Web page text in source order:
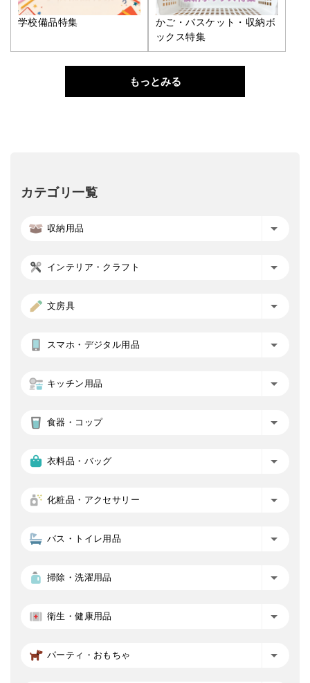
学校備品特集
かご・バスケット・収納ボ
ックス特集
もっとみる
カテゴリ一覧
収納用品
インテリア・クラフト
文房具
スマホ・デジタル用品
キッチン用品
食器・コップ
衣料品・バッグ
化粧品・アクセサリー
バス・トイレ用品
掃除・洗濯用品
衛生・健康用品
パーティ・おもちゃ